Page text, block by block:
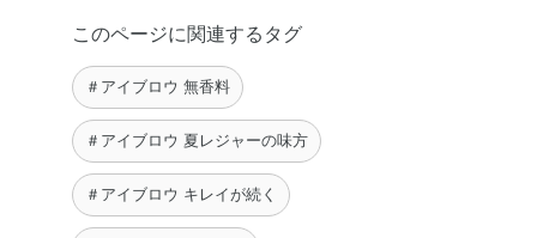
このページに関連するタグ
＃アイブロウ 無香料
＃アイブロウ 夏レジャーの味方
＃アイブロウ キレイが続く